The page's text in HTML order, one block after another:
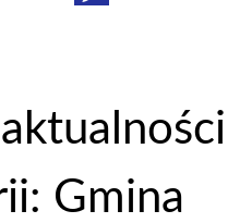
Gmina